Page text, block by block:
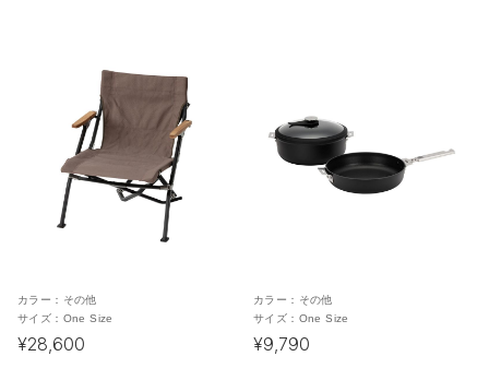
カラー： その他
サイズ： One Size
¥28,600
カラー： その他
サイズ： One Size
¥9,790